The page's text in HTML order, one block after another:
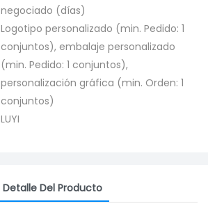
negociado (días)
Logotipo personalizado (min. Pedido: 1
conjuntos), embalaje personalizado
(min. Pedido: 1 conjuntos),
personalización gráfica (min. Orden: 1
conjuntos)
LUYI
Detalle Del Producto